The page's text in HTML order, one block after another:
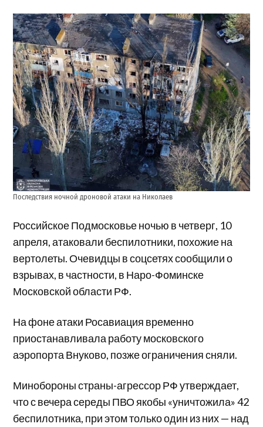
Последствия ночной дроновой атаки на Николаев
Российское Подмосковье ночью в четверг, 10
апреля, атаковали беспилотники, похожие на
вертолеты. Очевидцы в соцсетях сообщили о
взрывах, в частности, в Наро-Фоминске
Московской области РФ.
На фоне атаки Росавиация временно
приостанавливала работу московского
аэропорта Внуково, позже ограничения сняли.
Минобороны страны-агрессор РФ утверждает,
что с вечера середы ПВО якобы «уничтожила» 42
беспилотника, при этом только один из них — над